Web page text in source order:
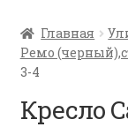
Все о ротанге
Ротанг оптом
Главная
Ремо
3-4
Кресло